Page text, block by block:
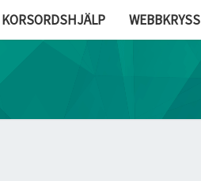
KORSORDSHJÄLP WEBBKRYSS